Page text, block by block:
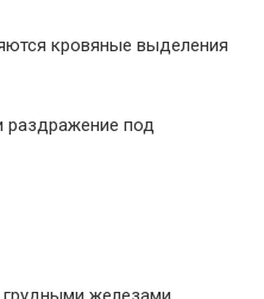
кровяные выделения
раздражение под